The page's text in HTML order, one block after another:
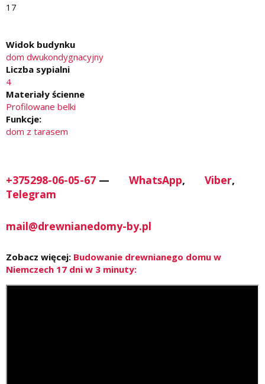
17
Widok budynku
dom dwukondygnacyjny
Liczba sypialni
4
Materiały ścienne
Profilowane belki
Funkcje:
dom z tarasem
+375298-06-05-67 — WhatsApp, Viber,
Telegram
mail@drewnianedomy-by.pl
Zobacz więcej: Budowanie drewnianego domu w
Niemczech 17 dni w 3 minuty: